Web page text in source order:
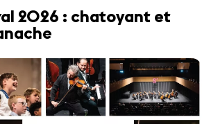
2026 : chatoyant et